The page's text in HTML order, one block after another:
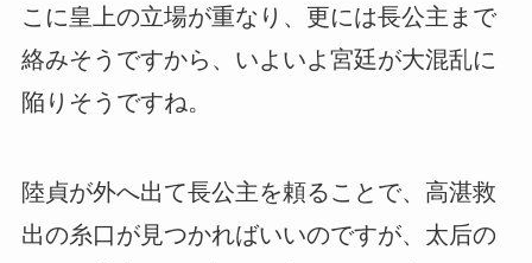
こに皇上の立場が重なり、更には長公主まで
絡みそうですから、いよいよ宮廷が大混乱に
陥りそうですね。
陸貞が外へ出て長公主を頼ることで、高湛救
出の糸口が見つかればいいのですが、太后の